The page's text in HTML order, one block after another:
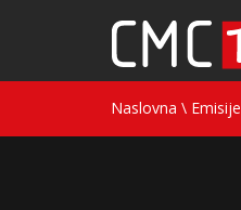
Naslovna \ Emisije